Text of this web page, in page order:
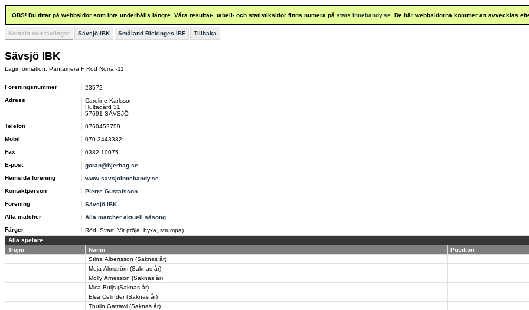
OBS! Du tittar på webbsidor som inte underhålls längre. Våra resultat-, tabell- och statistiksidor finns numera på stats.innebandy.se . De här webbsidorna kommer att avvecklas
Kontakt och tävlingar Sävsjö IBK Småland Blekinges IBF Tillbaka
Sävsjö IBK
Laginformation: Pantamera F Röd Norra -11
Föreningsnummer
23572
Adress
Caroline Karlsson
Hultagård 31
57691 SÄVSJÖ
Telefon
0760452759
Mobil
070-3443332
Fax
0382-10075
E-post
goran@bjerhag.se
Hemsida förening
www.savsjoinnebandy.se
Kontaktperson
Pierre Gustafsson
Förening
Sävsjö IBK
Alla matcher
Alla matcher aktuell säsong
Färger
Röd, Svart, Vit (tröja, byxa, strumpa)
Alla spelare
Tröjnr
Namn
Position
Stina Albertsson (Saknas år)
Meja Almström (Saknas år)
Molly Arnesson (Saknas år)
Mica Buijs (Saknas år)
Elsa Celinder (Saknas år)
Thulin Gattawi (Saknas år)